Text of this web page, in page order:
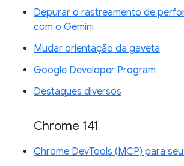
Depurar o rastreamento de
com o Gemini
Mudar orientação da gaveta
Google Developer Program
Destaques diversos
Chrome 141
Chrome DevTools (MCP) para